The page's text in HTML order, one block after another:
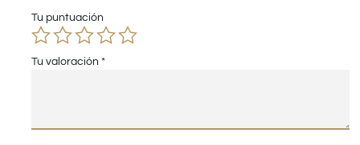
Tu puntuación
Tu valoración *